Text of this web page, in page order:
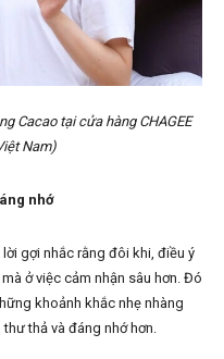
Cacao tại cửa hàng CHAGEE
Nam)
nhớ
gợi nhắc rằng đôi khi, điều ý
ở việc cảm nhận sâu hơn. Đó
khoảnh khắc nhẹ nhàng
thả và đáng nhớ hơn.